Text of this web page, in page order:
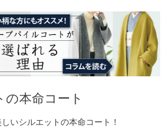
本命コート
いシルエットの本命コート！